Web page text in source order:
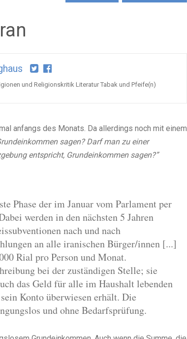
und Religionskritik Literatur Tabak und Pfeife(n)
anfangs des Monats. Da allerdings noch mit einem
sagen? Darf man zu einer
entspricht, Grundeinkommen sagen?”
Phase der im Januar vom Parlament per
werden in den nächsten 5 Jahren
nach und nach
an alle iranischen Bürger/innen [...]
Rial pro Person und Monat.
bei der zuständigen Stelle; sie
das Geld für alle im Haushalt lebenden
Konto überwiesen erhält. Die
und ohne Bedarfsprüfung.